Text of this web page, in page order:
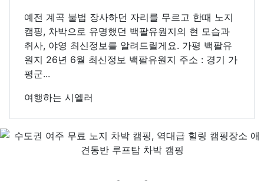
예전 계곡 불법 장사하던 자리를 무르고 한때 노지
캠핑, 차박으로 유명했던 백팔유원지의 현 모습과
취사, 야영 최신정보를 알려드릴게요. 가평 백팔유
원지 26년 6월 최신정보 백팔유원지 주소 : 경기 가
평군...
여행하는 시엘러